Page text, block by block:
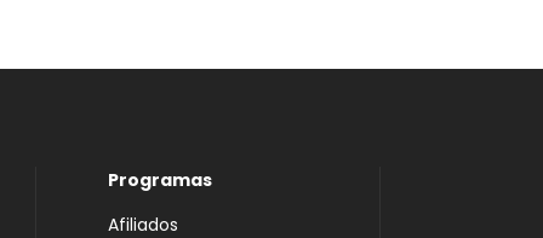
Programas
Afiliados